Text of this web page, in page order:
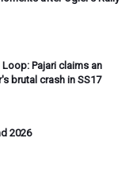
Loop: Pajari claims an
brutal crash in SS17
2026